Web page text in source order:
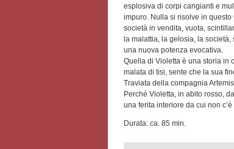
esplosiva di corpi cangianti e
impuro. Nulla si risolve in
società in vendita, vuota,
la malattia, la gelosia, la
una nuova potenza evocativa.
Quella di Violetta è una storia in
malata di tisi, sente che la sua
Traviata della compagnia
Perché Violetta, in abito rosso,
una ferita interiore da cui non
Durata: ca. 85 min.